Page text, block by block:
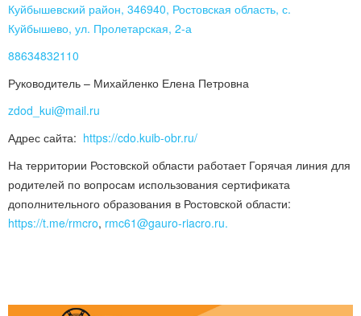
Куйбышевский район, 346940, Ростовская область, с.
Куйбышево, ул. Пролетарская, 2-а
88634832110
Руководитель – Михайленко Елена Петровна
zdod_kui@mail.ru
Адрес сайта: https://cdo.kuib-obr.ru/
На территории Ростовской области работает Горячая линия для
родителей по вопросам использования сертификата
дополнительного образования в Ростовской области:
https://t.me/rmcro, rmc61@gauro-riacro.ru.